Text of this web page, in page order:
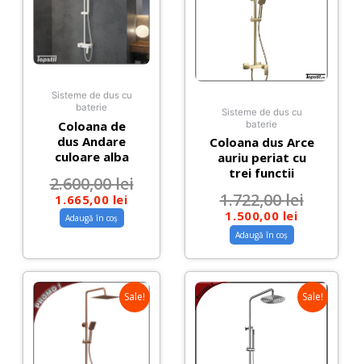
Sisteme de dus cu
baterie
Coloana de
dus Andare
culoare alba
2.600,00lei
1.665,00 lei
Adaugă în coș
Sisteme de dus cu
baterie
Coloana dus Arce
auriu periat cu
trei functii
1.722,00lei
1.500,00 lei
Adaugă în coș
Sale! Sale!